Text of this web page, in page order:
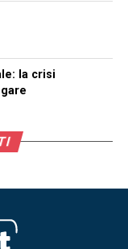
la crisi